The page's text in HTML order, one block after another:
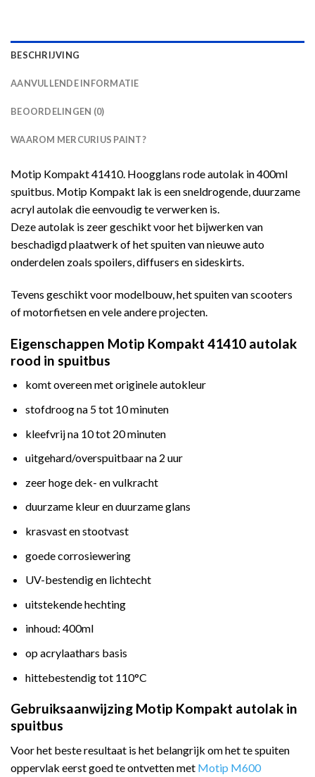
BESCHRIJVING
AANVULLENDE INFORMATIE
BEOORDELINGEN (0)
WAAROM MERCURIUS PAINT?
Motip Kompakt 41410. Hoogglans rode autolak in 400ml
spuitbus. Motip Kompakt lak is een sneldrogende, duurzame
acryl autolak die eenvoudig te verwerken is.
Deze autolak is zeer geschikt voor het bijwerken van
beschadigd plaatwerk of het spuiten van nieuwe auto
onderdelen zoals spoilers, diffusers en sideskirts.
Tevens geschikt voor modelbouw, het spuiten van scooters
of motorfietsen en vele andere projecten.
Eigenschappen Motip Kompakt 41410 autolak
rood in spuitbus
komt overeen met originele autokleur
stofdroog na 5 tot 10 minuten
kleefvrij na 10 tot 20 minuten
uitgehard/overspuitbaar na 2 uur
zeer hoge dek- en vulkracht
duurzame kleur en duurzame glans
krasvast en stootvast
goede corrosiewering
UV-bestendig en lichtecht
uitstekende hechting
inhoud: 400ml
op acrylaathars basis
hittebestendig tot 110°C
Gebruiksaanwijzing Motip Kompakt autolak in
spuitbus
Voor het beste resultaat is het belangrijk om het te spuiten
oppervlak eerst goed te ontvetten met Motip M600